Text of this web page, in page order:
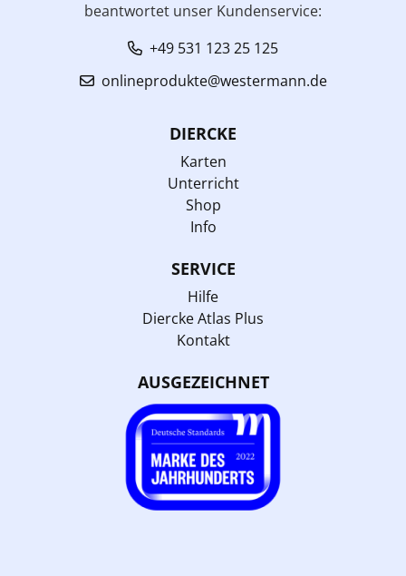
beantwortet unser Kundenservice:
+49 531 123 25 125
onlineprodukte@westermann.de
DIERCKE
Karten
Unterricht
Shop
Info
SERVICE
Hilfe
Diercke Atlas Plus
Kontakt
AUSGEZEICHNET